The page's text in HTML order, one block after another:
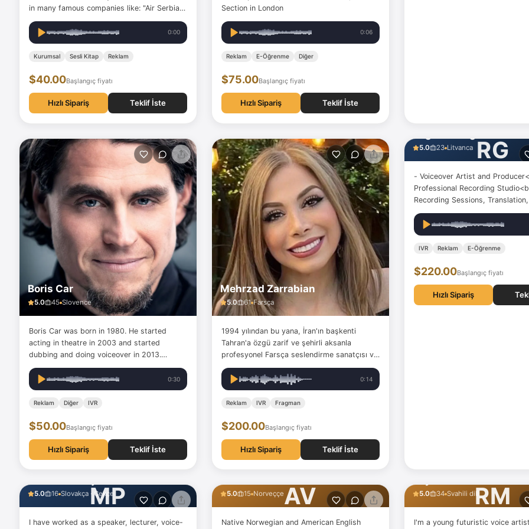
in many famous companies like: "Air Serbia",
"Nestle", "Purina Dentalife", "Delhaize",
"PEPCO", "MOL", "JUB", "Wiener städtische",
"Parodontax", "Turkish Airlines", "Samsung"
and many others, as…
0:00
Kurumsal Sesli Kitap Reklam
$40.00Başlangıç fiyatı
Hızlı Sipariş Teklif İste
Section in London
0:06
Reklam E-Öğrenme Diğer
$75.00Başlangıç fiyatı
Hızlı Sipariş Teklif İste
Boris Car
5.0 45 Slovence
Boris Car was born in 1980. He started
acting in theatre in 2003 and started
dubbing and doing voiceover in 2013.
Received a national award for his role of
Diabetes in Woody Allen's play God. He has
vast experience in dubbing for various
cartoon channels, such as Slovenian…
0:30
Reklam Diğer IVR
$50.00Başlangıç fiyatı
Hızlı Sipariş Teklif İste
Mehrzad Zarrabian
5.0 61 Farsça
1994 yılından bu yana, İran'ın başkenti
Tahran'a özgü zarif ve şehirli aksanla
profesyonel Farsça seslendirme sanatçısı ve
ses oyuncusu olarak kariyer kurdum.
Portfolyomda LG, NIVEA, NESTLÉ, LUX ve
KWC gibi markalar için hazırlanan
reklamlardan belgesellere, e-öğrenme…
0:14
Reklam IVR Fragman
$200.00Başlangıç fiyatı
Hızlı Sipariş Teklif İste
RG
5.0 23 Litvanca
- Voiceover Artist and
Professional Recording
Recording Sessions,
and Post-Production<br /> - 5+
experience<br /> - Based in
Lithuania<br /> <br />
IVR Reklam E-Öğrenme
$220.00Başlangıç fiyatı
Hızlı Sipariş
MP
5.0 16 Slovakça · Çekçe
I have worked as a speaker, lecturer, voice-
AV
5.0 15 Norveççe
Native Norwegian and American English
RM
5.0 34 Svahili dili
I'm a young futuristic voice